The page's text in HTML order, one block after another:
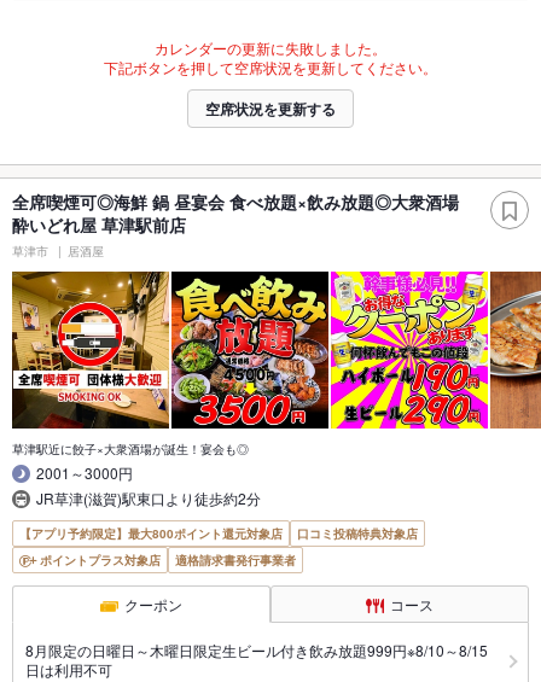
カレンダーの更新に失敗しました。
下記ボタンを押して空席状況を更新してください。
空席状況を更新する
全席喫煙可◎海鮮 鍋 昼宴会 食べ放題×飲み放題◎大衆酒場
酔いどれ屋 草津駅前店
草津市 居酒屋
草津駅近に餃子×大衆酒場が誕生！宴会も◎
2001～3000円
JR草津(滋賀)駅東口より徒歩約2分
【アプリ予約限定】最大800ポイント還元対象店
口コミ投稿特典対象店
ポイントプラス対象店
適格請求書発行事業者
クーポン コース
8月限定の日曜日～木曜日限定生ビール付き飲み放題999円※8/10～8/15
日は利用不可